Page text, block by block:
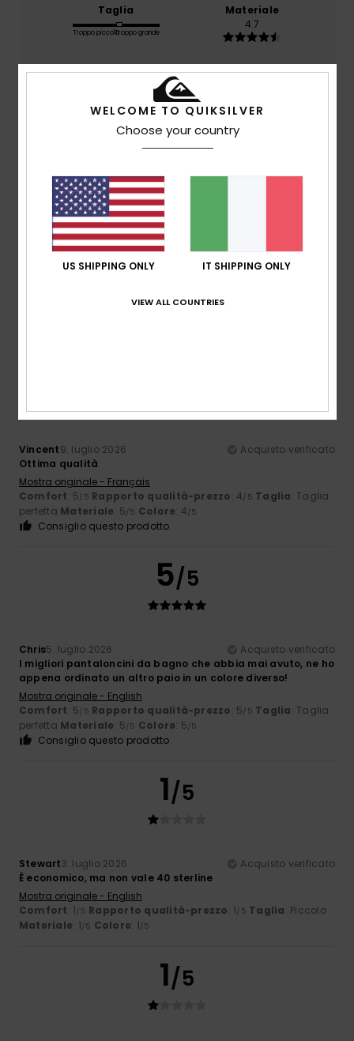
Taglia
Troppo piccoloTroppo grande
Materiale
4.7
Colore
4.6
5 /5
Dimitri10. luglio 2026
Acquisto verificato
Elegante e comodo.
Vincent9. luglio 2026
Acquisto verificato
Ottima qualità
Mostra originale - Français
Comfort: 5/5 Rapporto qualità-prezzo: 4/5 Taglia: Taglia
perfetta Materiale: 5/5 Colore: 4/5
Consiglio questo prodotto
5/5
Chris5. luglio 2026
Acquisto verificato
I migliori pantaloncini da bagno che abbia mai avuto, ne ho
appena ordinato un altro paio in un colore diverso!
Mostra originale - English
Comfort: 5/5 Rapporto qualità-prezzo: 5/5 Taglia: Taglia
perfetta Materiale: 5/5 Colore: 5/5
Consiglio questo prodotto
1/5
Stewart3. luglio 2026
Acquisto verificato
È economico, ma non vale 40 sterline
Mostra originale - English
Comfort: 1/5 Rapporto qualità-prezzo: 1/5 Taglia: Piccolo
Materiale: 1/5 Colore: 1/5
1/5
WELCOME TO QUIKSILVER
Choose your country
US SHIPPING ONLY IT SHIPPING ONLY
VIEW ALL COUNTRIES